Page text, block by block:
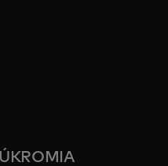
tab